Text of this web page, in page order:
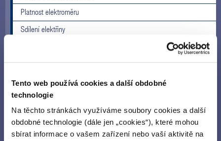
Tento web používá cookies a další obdobné
technologie
Na těchto stránkách využíváme soubory cookies a další
obdobné technologie (dále jen „cookies“), které mohou
sbírat informace o vašem zařízení nebo vaší aktivitě na
Platnost elektroměru
Sdílení elektřiny
Uzavření smlouvy o zajištění služby distribuční soustavy
Změna smlouvy
Informace o existenci sítí
Vyjádření k projektové dokumentaci
Souhlas se zahájením výkopových prací
Přeložka energetického zařízení